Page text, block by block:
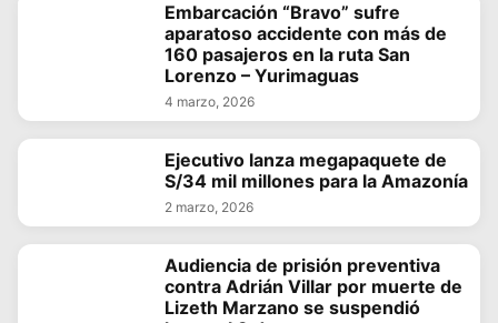
Embarcación “Bravo” sufre
aparatoso accidente con más de
160 pasajeros en la ruta San
Lorenzo – Yurimaguas
4 marzo, 2026
Ejecutivo lanza megapaquete de
S/34 mil millones para la Amazonía
2 marzo, 2026
Audiencia de prisión preventiva
contra Adrián Villar por muerte de
Lizeth Marzano se suspendió